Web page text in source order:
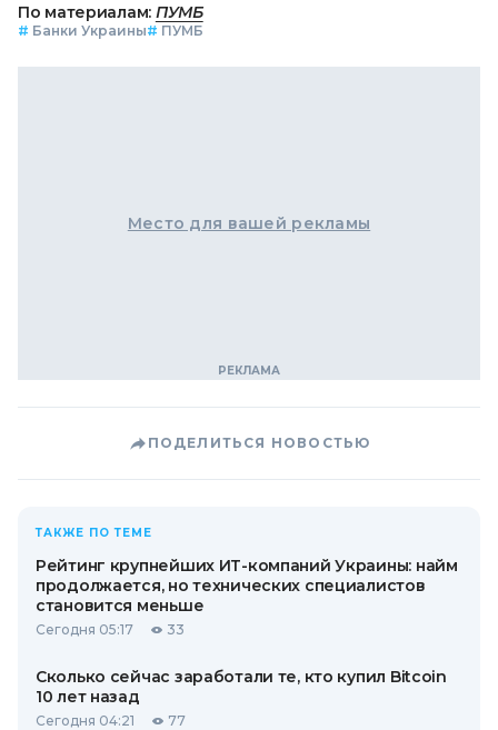
По материалам: ПУМБ
# Банки Украины# ПУМБ
Место для вашей рекламы
ПОДЕЛИТЬСЯ НОВОСТЬЮ
ТАКЖЕ ПО ТЕМЕ
Рейтинг крупнейших ИТ-компаний Украины: найм
продолжается, но технических специалистов
становится меньше
Сегодня 05:17 33
Сколько сейчас заработали те, кто купил Bitcoin
10 лет назад
Сегодня 04:21 77